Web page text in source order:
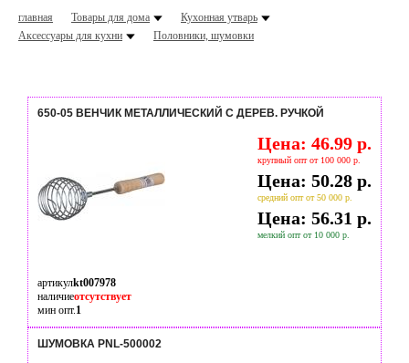
главная Товары для дома
Кухонная утварь
Аксессуары для кухни
Половники, шумовки
650-05 ВЕНЧИК МЕТАЛЛИЧЕСКИЙ С ДЕРЕВ. РУЧКОЙ
Цена: 46.99 р.
крупный опт от 100 000 р.
Цена: 50.28 р.
средний опт от 50 000 р.
Цена: 56.31 р.
мелкий опт от 10 000 р.
артикулkt007978
наличиеотсутствует
мин опт.1
ШУМОВКА PNL-500002